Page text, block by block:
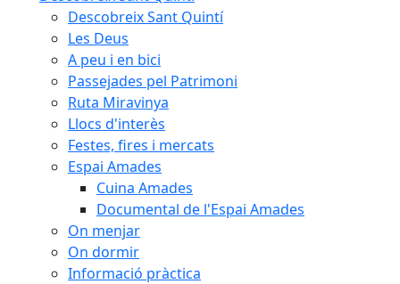
Descobreix Sant Quintí
Les Deus
A peu i en bici
Passejades pel Patrimoni
Ruta Miravinya
Llocs d'interès
Festes, fires i mercats
Espai Amades
Cuina Amades
Documental de l'Espai Amades
On menjar
On dormir
Informació pràctica